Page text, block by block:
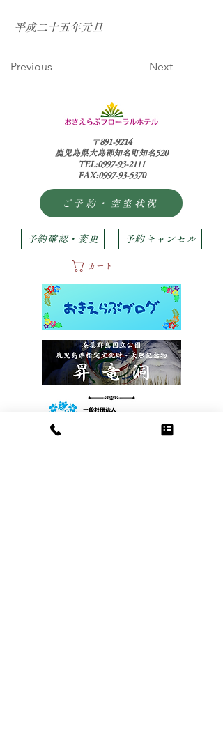
平成二十五年元旦
Previous Next
〒891-9214
鹿児島県大島郡知名町知名520
TEL:0997-93-2111
FAX:0997-93-5370
ご予約・空室状況
予約確認・変更 予約キャンセル
カート